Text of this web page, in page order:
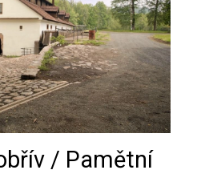
/ Pamětní